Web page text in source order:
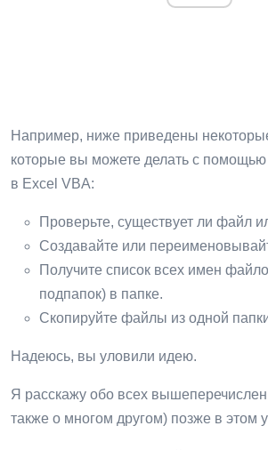
Например, ниже приведены
которые вы можете делать с
в Excel VBA:
Проверьте, существует ли файл
Создавайте или
Получите список всех имен
подпапок) в папке.
Скопируйте файлы из одной
Надеюсь, вы уловили идею.
Я расскажу обо всех
также о многом другом) позже в этом